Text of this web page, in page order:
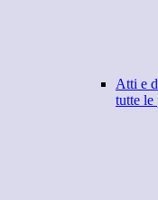
Atti e
tutte le